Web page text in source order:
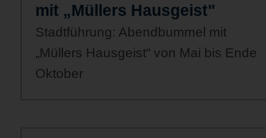
mit „Müllers Hausgeist"
Stadtführung: Abendbummel mit
„Müllers Hausgeist“ von Mai bis Ende
Oktober